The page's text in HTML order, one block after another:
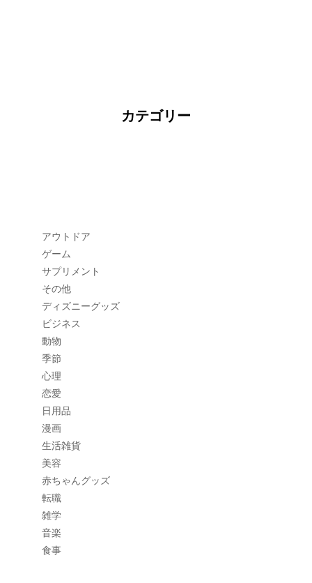
カテゴリー
アウトドア
ゲーム
サプリメント
その他
ディズニーグッズ
ビジネス
動物
季節
心理
恋愛
日用品
漫画
生活雑貨
美容
赤ちゃんグッズ
転職
雑学
音楽
食事